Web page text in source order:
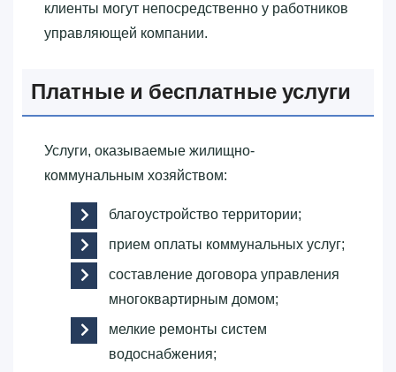
клиенты могут непосредственно у работников
управляющей компании.
Платные и бесплатные услуги
Услуги, оказываемые жилищно-
коммунальным хозяйством:
благоустройство территории;
прием оплаты коммунальных услуг;
составление договора управления
многоквартирным домом;
мелкие ремонты систем
водоснабжения;